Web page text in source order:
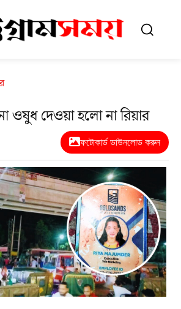
ওষুধ দেওয়া হলো না রিয়ার
ফটোকার্ড ডাউনলোড করুন